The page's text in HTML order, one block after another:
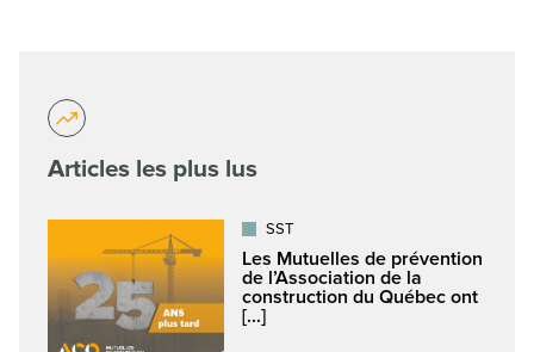
Articles les plus lus
SST
Les Mutuelles de prévention
de l’Association de la
construction du Québec ont
[...]